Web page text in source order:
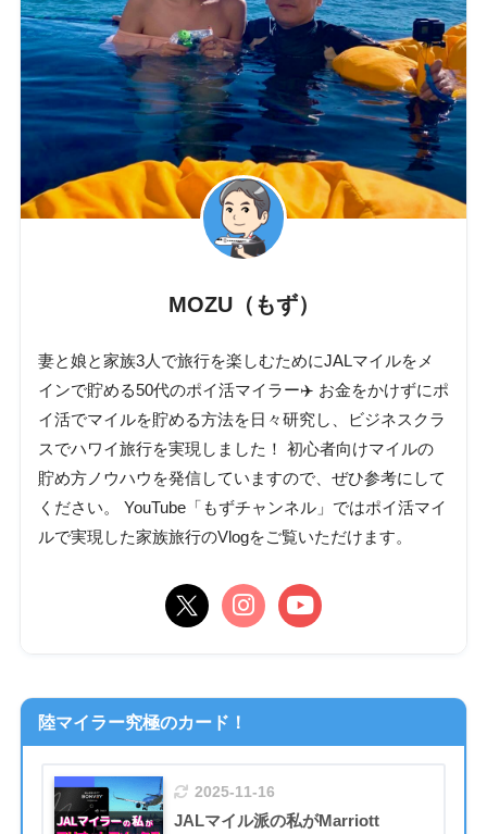
MOZU（もず）
妻と娘と家族3人で旅行を楽しむためにJALマイルをメ
インで貯める50代のポイ活マイラー✈️ お金をかけずにポ
イ活でマイルを貯める方法を日々研究し、ビジネスクラ
スでハワイ旅行を実現しました！ 初心者向けマイルの
貯め方ノウハウを発信していますので、ぜひ参考にして
ください。 YouTube「もずチャンネル」ではポイ活マイ
ルで実現した家族旅行のVlogをご覧いただけます。
陸マイラー究極のカード！
2025-11-16
JALマイル派の私がMarriott